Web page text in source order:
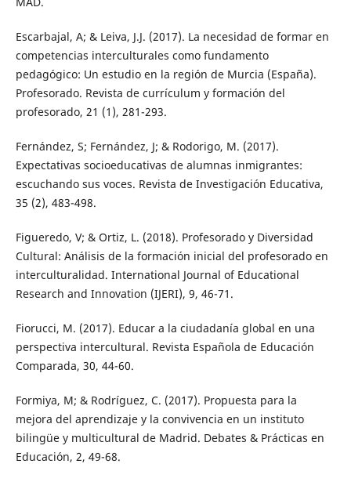
Escarbajal, A; & Leiva, J.J. (2017). La necesidad de formar en
competencias interculturales como fundamento
pedagógico: Un estudio en la región de Murcia (España).
Profesorado. Revista de currículum y formación del
profesorado, 21 (1), 281-293.
Fernández, S; Fernández, J; & Rodorigo, M. (2017).
Expectativas socioeducativas de alumnas inmigrantes:
escuchando sus voces. Revista de Investigación Educativa,
35 (2), 483-498.
Figueredo, V; & Ortiz, L. (2018). Profesorado y Diversidad
Cultural: Análisis de la formación inicial del profesorado en
interculturalidad. International Journal of Educational
Research and Innovation (IJERI), 9, 46-71.
Fiorucci, M. (2017). Educar a la ciudadanía global en una
perspectiva intercultural. Revista Española de Educación
Comparada, 30, 44-60.
Formiya, M; & Rodríguez, C. (2017). Propuesta para la
mejora del aprendizaje y la convivencia en un instituto
bilingüe y multicultural de Madrid. Debates & Prácticas en
Educación, 2, 49-68.